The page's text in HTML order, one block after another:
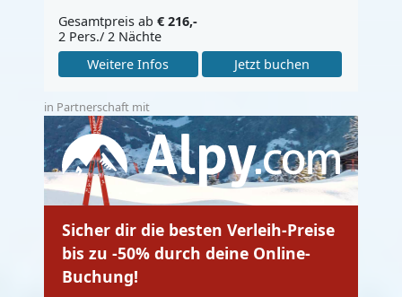
Gesamtpreis ab € 216,-
2 Pers./ 2 Nächte
Weitere Infos
Jetzt buchen
in Partnerschaft mit
Sicher dir die besten Verleih-Preise
bis zu -50% durch deine Online-
Buchung!